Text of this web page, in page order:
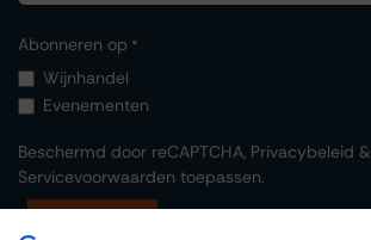
Abonneren op *
Wijnhandel
Evenementen
Beschermd door reCAPTCHA, Privacybeleid &
Servicevoorwaarden toepassen.